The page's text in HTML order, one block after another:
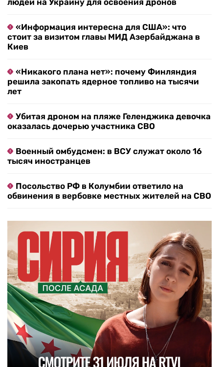
людей на Украину для освоения дронов
«Информация интересна для США»: что
стоит за визитом главы МИД Азербайджана в
Киев
«Никакого плана нет»: почему Финляндия
решила закопать ядерное топливо на тысячи
лет
Убитая дроном на пляже Геленджика девочка
оказалась дочерью участника СВО
Военный омбудсмен: в ВСУ служат около 16
тысяч иностранцев
Посольство РФ в Колумбии ответило на
обвинения в вербовке местных жителей на СВО